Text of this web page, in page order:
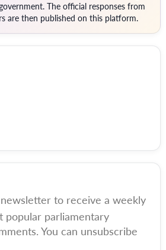
The official responses from
are then published on this platform.
to receive a weekly
popular parliamentary
You can unsubscribe